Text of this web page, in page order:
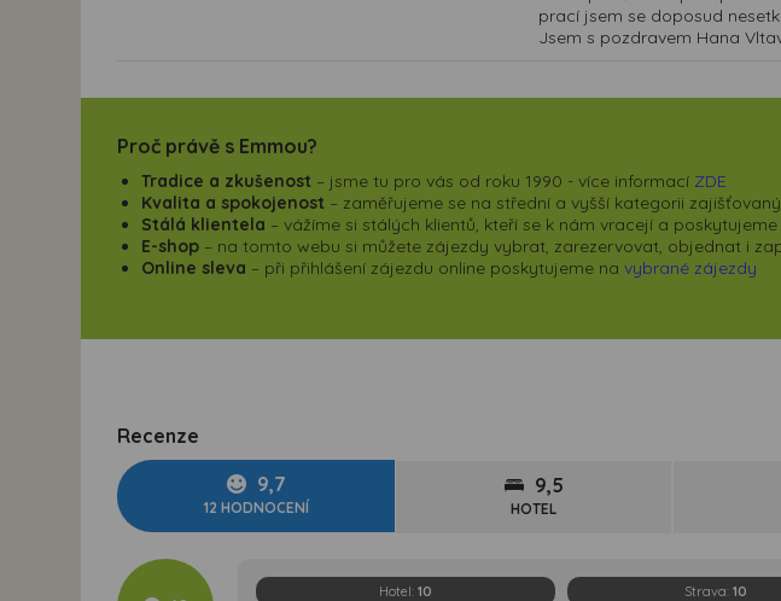
prací jsem se doposud
Jsem s pozdravem Hana
Proč právě s Emmou?
Tradice a zkušenost – jsme tu pro vás od roku 1990 - více informací ZDE
Kvalita a spokojenost – zaměřujeme se na střední a vyšší kategorii
Stálá klientela – vážíme si stálých klientů, kteří se k nám vracejí a
E-shop – na tomto webu si můžete zájezdy vybrat, zarezervovat, objednat i
Online sleva – při přihlášení zájezdu online poskytujeme na vybrané zájezdy
Recenze
9,7
12 HODNOCENÍ
9,5
HOTEL
Hotel: 10 Strava:10